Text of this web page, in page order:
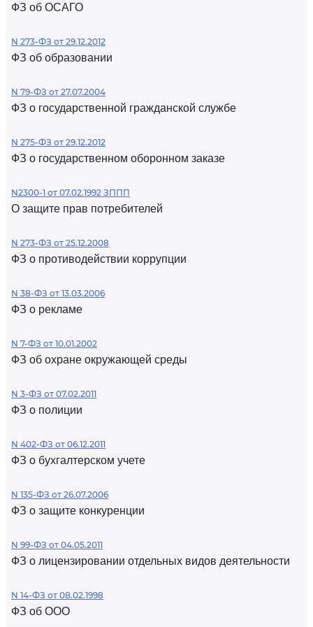
ФЗ об ОСАГО
N 273-ФЗ от 29.12.2012
ФЗ об образовании
N 79-ФЗ от 27.07.2004
ФЗ о государственной гражданской службе
N 275-ФЗ от 29.12.2012
ФЗ о государственном оборонном заказе
N2300-1 от 07.02.1992 ЗППП
О защите прав потребителей
N 273-ФЗ от 25.12.2008
ФЗ о противодействии коррупции
N 38-ФЗ от 13.03.2006
ФЗ о рекламе
N 7-ФЗ от 10.01.2002
ФЗ об охране окружающей среды
N 3-ФЗ от 07.02.2011
ФЗ о полиции
N 402-ФЗ от 06.12.2011
ФЗ о бухгалтерском учете
N 135-ФЗ от 26.07.2006
ФЗ о защите конкуренции
N 99-ФЗ от 04.05.2011
ФЗ о лицензировании отдельных видов деятельности
N 14-ФЗ от 08.02.1998
ФЗ об ООО